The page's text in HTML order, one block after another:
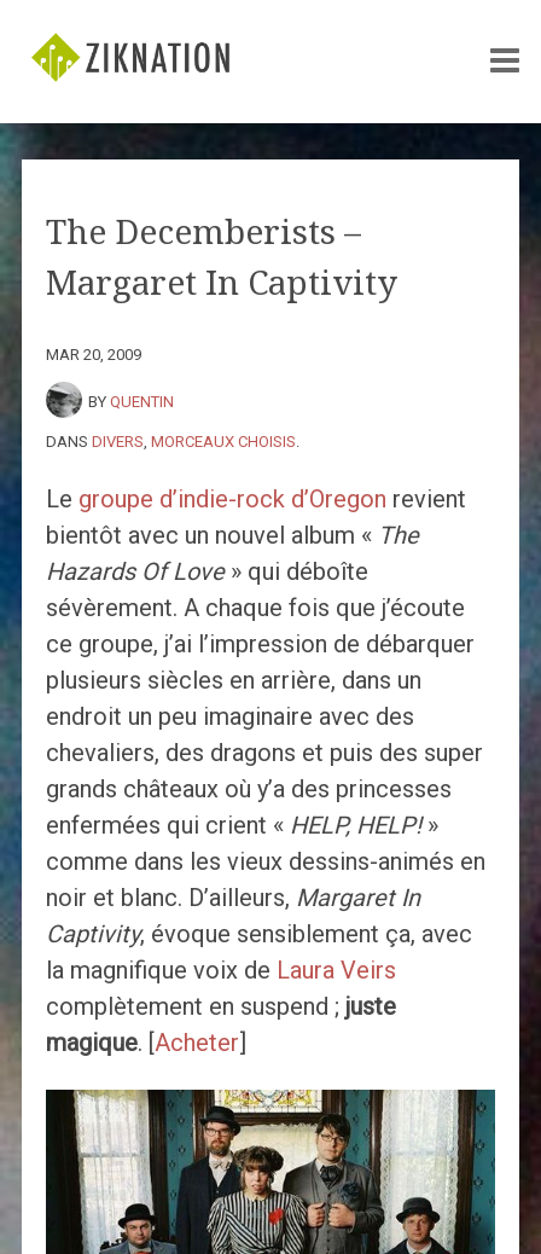
The Decemberists –
Margaret In Captivity
MAR 20, 2009
BY QUENTIN
DANS DIVERS MORCEAUX CHOISIS
Le groupe d’indie-rock d’Oregon revient
bientôt avec un nouvel album « The
Hazards Of Love» qui déboîte
sévèrement. A chaque fois que j’écoute
ce groupe, j’ai l’impression de débarquer
plusieurs siècles en arrière, dans un
endroit un peu imaginaire avec des
chevaliers, des dragons et puis des super
grands châteaux où y’a des princesses
enfermées qui crient « HELP, HELP!»
comme dans les vieux dessins-animés en
noir et blanc. D’ailleurs, Margaret In
Captivity, évoque sensiblement ça, avec
la magnifique voix de Laura Veirs
complètement en suspend ; juste
magique. [Acheter]